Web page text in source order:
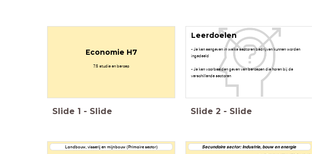
Economie H7
7.5 studie en beroep
Slide 1 - Slide
Leerdoelen
- Je kan aangeven in welke sectoren bedrijven kunnen worden
ingedeeld
- Je kan voorbeelden geven van beroepen die horen bij de
verschillende sectoren
Slide 2 - Slide
Landbouw, visserij en mijnbouw (Primaire sector) Secundaire sector: Industrie, bouw en energie